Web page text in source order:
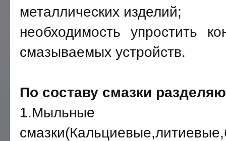
металлических изделий;
необходимость упростить
смазываемых устройств.
По составу смазки
1.Мыльные